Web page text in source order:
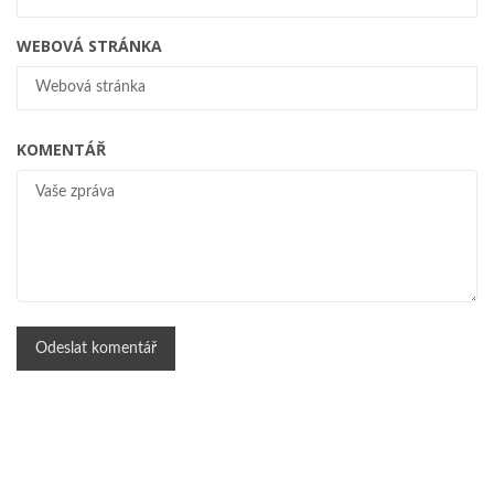
WEBOVÁ STRÁNKA
KOMENTÁŘ